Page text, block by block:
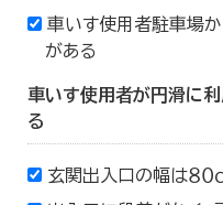
車いす使用者駐車場
がある
車いす使用者が円滑に
る
玄関出入口の幅は８０